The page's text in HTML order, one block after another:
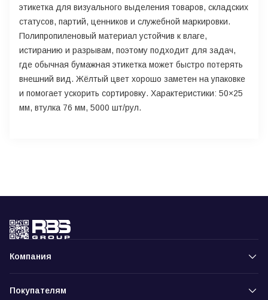
этикетка для визуального выделения товаров, складских
статусов, партий, ценников и служебной маркировки.
Полипропиленовый материал устойчив к влаге,
истиранию и разрывам, поэтому подходит для задач,
где обычная бумажная этикетка может быстро потерять
внешний вид. Жёлтый цвет хорошо заметен на упаковке
и помогает ускорить сортировку. Характеристики: 50×25
мм, втулка 76 мм, 5000 шт/рул.
Компания
Покупателям